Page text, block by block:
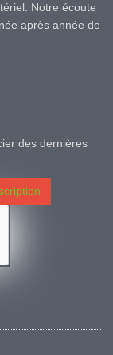
Notre écoute
après année de
des dernières